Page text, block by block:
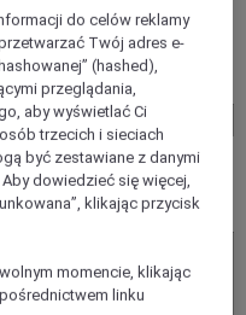
do celów reklamy
Twój adres e-
(hashed),
przeglądania,
aby wyświetlać Ci
trzecich i sieciach
być zestawiane z danymi
dowiedzieć się więcej,
klikając przycisk
momencie, klikając
linku